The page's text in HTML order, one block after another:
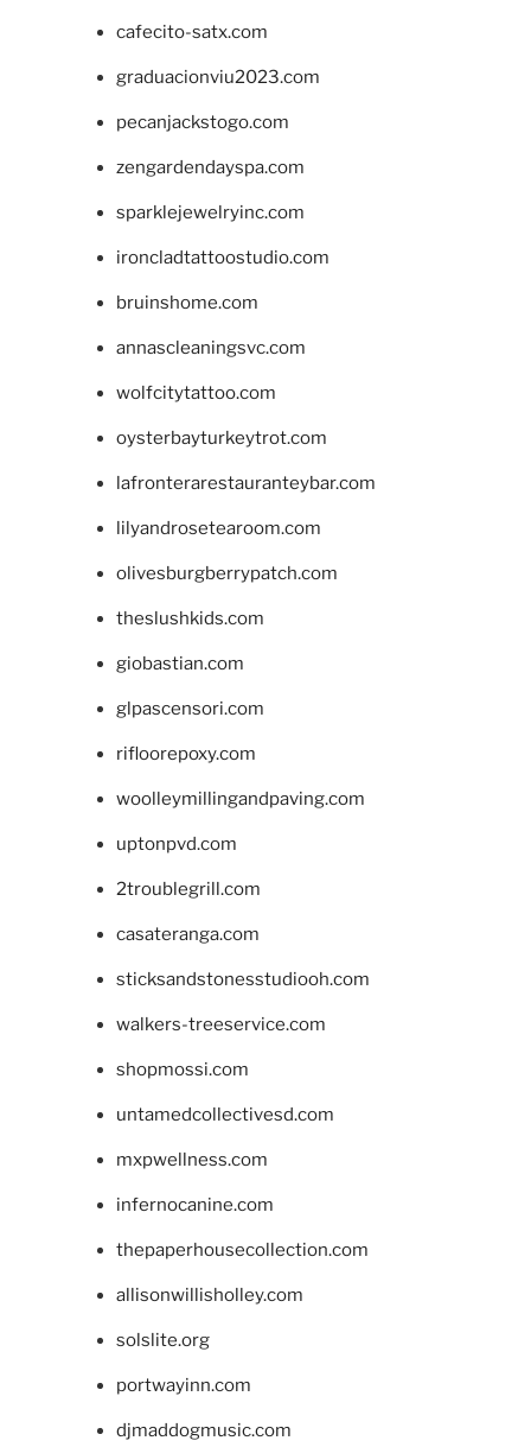
cafecito-satx.com
graduacionviu2023.com
pecanjackstogo.com
zengardendayspa.com
sparklejewelryinc.com
ironcladtattoostudio.com
bruinshome.com
annascleaningsvc.com
wolfcitytattoo.com
oysterbayturkeytrot.com
lafronterarestauranteybar.com
lilyandrosetearoom.com
olivesburgberrypatch.com
theslushkids.com
giobastian.com
glpascensori.com
rifloorepoxy.com
woolleymillingandpaving.com
uptonpvd.com
2troublegrill.com
casateranga.com
sticksandstonesstudiooh.com
walkers-treeservice.com
shopmossi.com
untamedcollectivesd.com
mxpwellness.com
infernocanine.com
thepaperhousecollection.com
allisonwillisholley.com
solslite.org
portwayinn.com
djmaddogmusic.com